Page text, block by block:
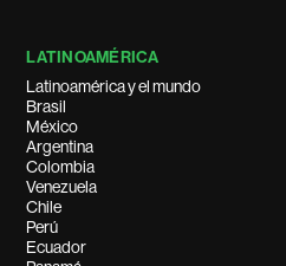
LATINOAMÉRICA
Latinoamérica y el mundo
Brasil
México
Argentina
Colombia
Venezuela
Chile
Perú
Ecuador